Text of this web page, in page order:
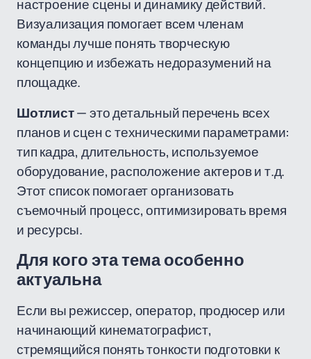
настроение сцены и динамику действий.
Визуализация помогает всем членам
команды лучше понять творческую
концепцию и избежать недоразумений на
площадке.
Шотлист— это детальный перечень всех
планов и сцен с техническими параметрами:
тип кадра, длительность, используемое
оборудование, расположение актеров и т.д.
Этот список помогает организовать
съемочный процесс, оптимизировать время
и ресурсы.
Для кого эта тема особенно
актуальна
Если вы режиссер, оператор, продюсер или
начинающий кинематографист,
стремящийся понять тонкости подготовки к